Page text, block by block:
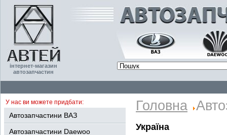
інтернет-магазин
автозапчастин
У нас ви можете придбати:
Автозапчастини ВАЗ
Автозапчастини Daewoo
Головна
Україна